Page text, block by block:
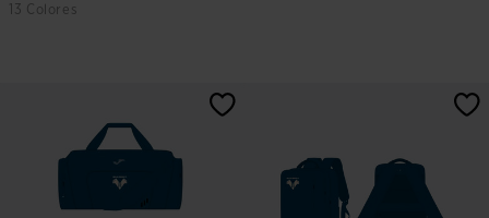
13 Colores
4,7 su 5 valutazione dei clienti